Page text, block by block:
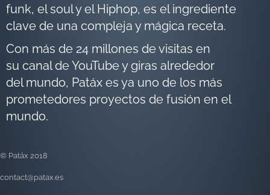
funk, el soul y el Hiphop, es el ingrediente
clave de una compleja y mágica receta.
Con más de 24 millones de visitas en
su canal de YouTube y giras alrededor
del mundo, Patáx es ya uno de los más
prometedores proyectos de fusión en el
mundo.
© Patáx 2018
contact@patax.es